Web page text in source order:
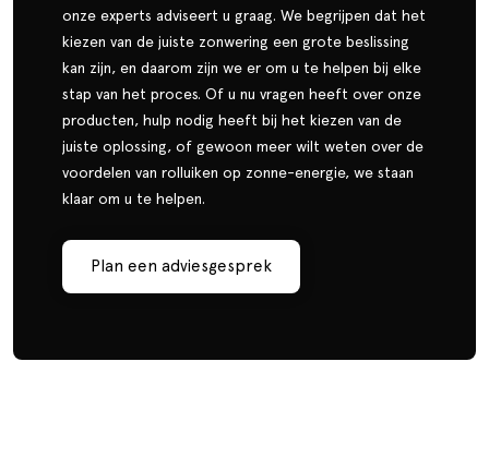
onze experts adviseert u graag. We begrijpen dat het
kiezen van de juiste zonwering een grote beslissing
kan zijn, en daarom zijn we er om u te helpen bij elke
stap van het proces. Of u nu vragen heeft over onze
producten, hulp nodig heeft bij het kiezen van de
juiste oplossing, of gewoon meer wilt weten over de
voordelen van rolluiken op zonne-energie, we staan
klaar om u te helpen.
Plan een adviesgesprek